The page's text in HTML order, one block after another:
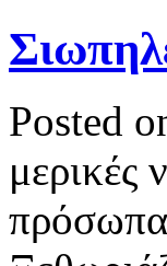
Posted
μερικές